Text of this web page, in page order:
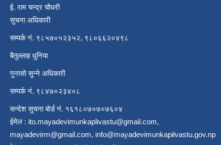
ई. राम चन्द्र चाैधरी
सुचना अधिकारी
सम्पर्क नं. ९८५७०५२३५२, ९८०६६२०४९८
बैतुल्लाह धुनिया
गुनासाे सुन्ने अधिकारी
सम्पर्क नं. ९८४७०२३४०८
सन्देश सुचना बाेर्ड नं. १६१८०७०७०७६०४
ईमेल : ito.mayadevimunkaplivastu@gmail.com,
mayadevirm@gmail.com, info@mayadevimunkapilvastu.gov.np